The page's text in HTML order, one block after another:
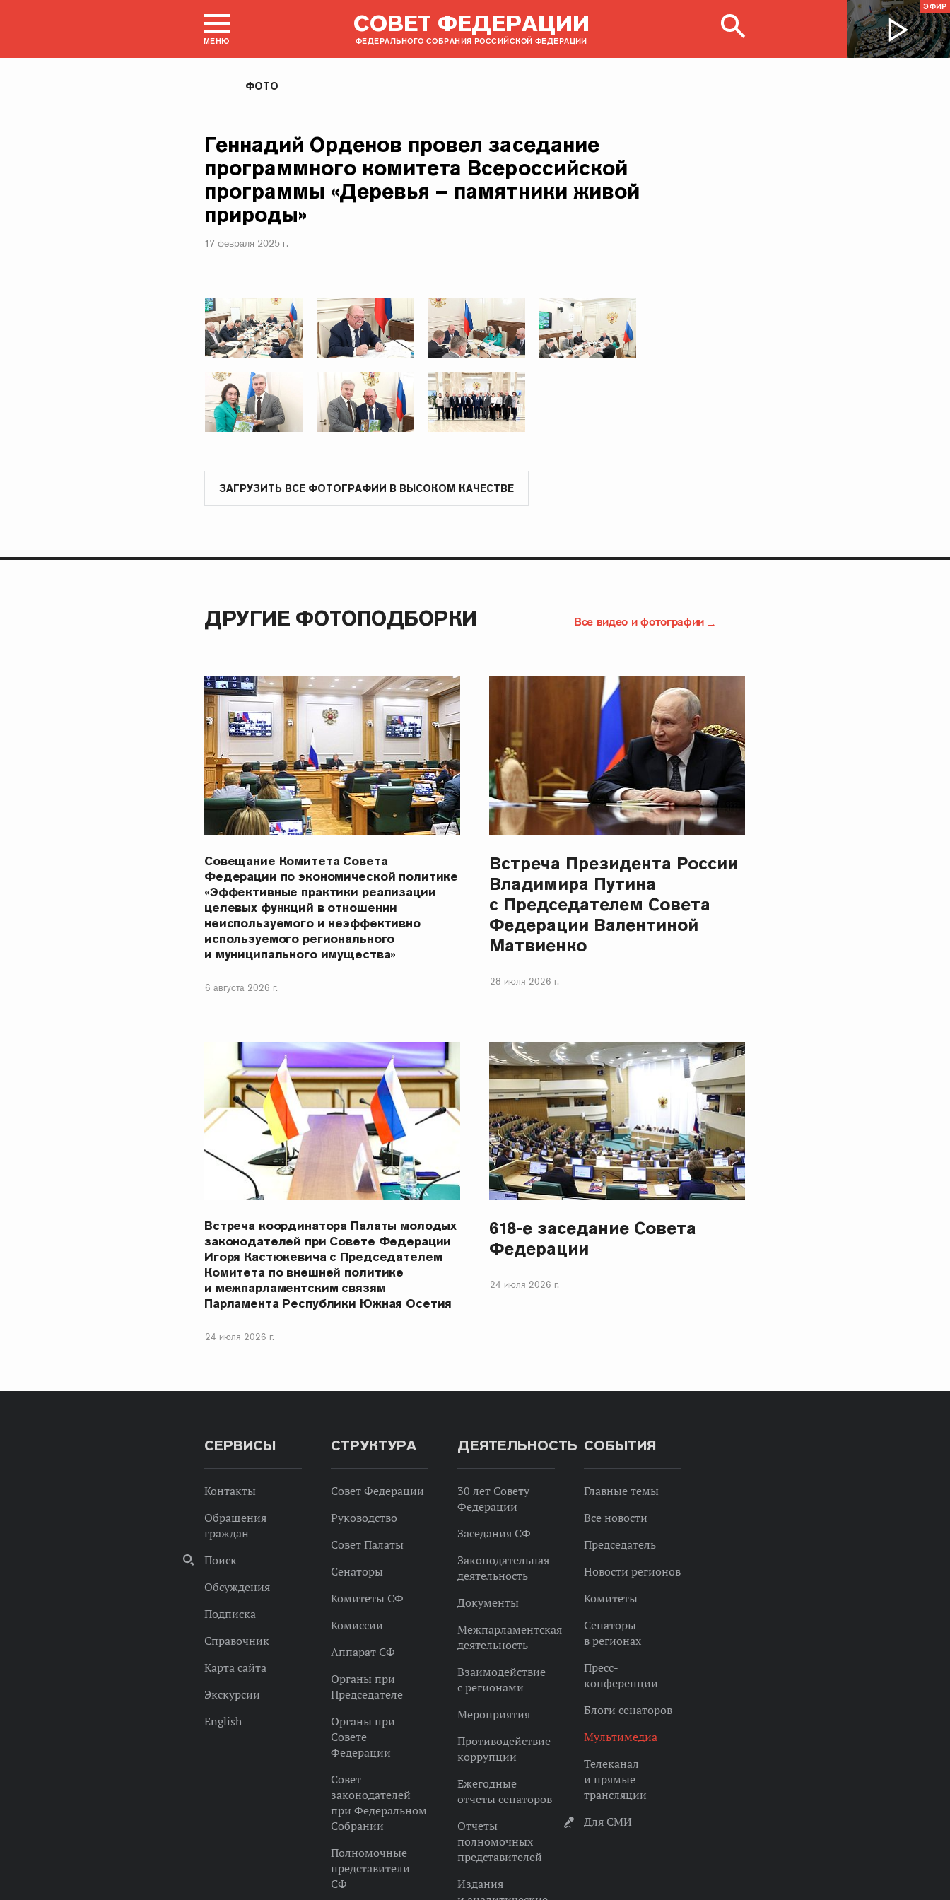
МЕНЮ
СОВЕТ ФЕДЕРАЦИИ
ФЕДЕРАЛЬНОГО СОБРАНИЯ РОССИЙСКОЙ ФЕДЕРАЦИИ
ЭФИР
ФОТО
Геннадий Орденов провел заседание
программного комитета Всероссийской
программы «Деревья – памятники живой
природы»
17 февраля 2025 г.
ЗАГРУЗИТЬ ВСЕ ФОТОГРАФИИ В ВЫСОКОМ КАЧЕСТВЕ
ДРУГИЕ ФОТОПОДБОРКИ Все видео и фотографии
Совещание Комитета Совета
Федерации по экономической политике
«Эффективные практики реализации
целевых функций в отношении
неиспользуемого и неэффективно
используемого регионального
и муниципального имущества»
6 августа 2026 г.
Встреча Президента России
Владимира Путина
с Председателем Совета
Федерации Валентиной
Матвиенко
28 июля 2026 г.
Встреча координатора Палаты молодых
законодателей при Совете Федерации
Игоря Кастюкевича с Председателем
Комитета по внешней политике
и межпарламентским связям
Парламента Республики Южная Осетия
24 июля 2026 г.
618-е заседание Совета
Федерации
24 июля 2026 г.
СЕРВИСЫ
Контакты
Обращения
граждан
Поиск
Обсуждения
Подписка
Справочник
Карта сайта
Экскурсии
English
СТРУКТУРА
Совет Федерации
Руководство
Совет Палаты
Сенаторы
Комитеты СФ
Комиссии
Аппарат СФ
Органы при
Председателе
Органы при
Совете
Федерации
Совет
законодателей
при Федеральном
Собрании
Полномочные
представители
СФ
ДЕЯТЕЛЬНОСТЬ
30 лет Совету
Федерации
Заседания СФ
Законодательная
деятельность
Документы
Межпарламентская
деятельность
Взаимодействие
с регионами
Мероприятия
Противодействие
коррупции
Ежегодные
отчеты сенаторов
Отчеты
полномочных
представителей
Издания
СОБЫТИЯ
Главные темы
Все новости
Председатель
Новости регионов
Комитеты
Сенаторы
в регионах
Пресс-
конференции
Блоги сенаторов
Мультимедиа
Телеканал
и прямые
трансляции
Для СМИ